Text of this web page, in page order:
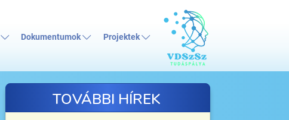
Dokumentumok Projektek
TOVÁBBI HÍREK